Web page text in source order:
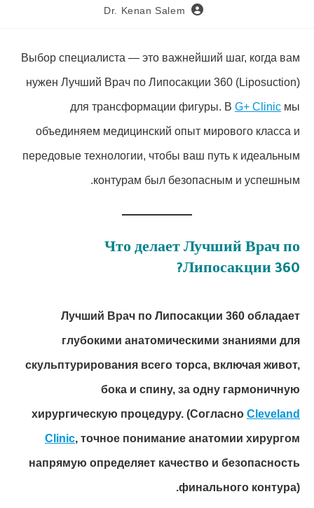
Dr. Kenan Salem
Выбор специалиста — это важнейший шаг, когда вам
нужен Лучший Врач по Липосакции 360 (Liposuction)
для трансформации фигуры. В G+ Clinic мы
объединяем медицинский опыт мирового класса и
передовые технологии, чтобы ваш путь к идеальным
контурам был безопасным и успешным.
Что делает Лучший Врач по
Липосакции 360?
Лучший Врач по Липосакции 360 обладает
глубокими анатомическими знаниями для
скульптурирования всего торса, включая живот,
бока и спину, за одну гармоничную
хирургическую процедуру. (Согласно Cleveland
Clinic, точное понимание анатомии хирургом
напрямую определяет качество и безопасность
финального контура).